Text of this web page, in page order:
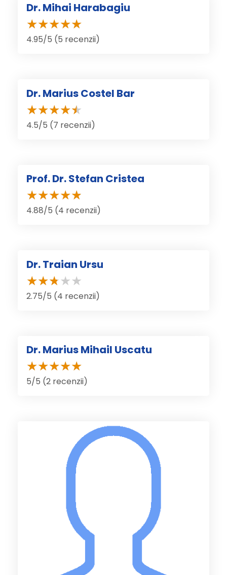
Dr. Mihai Harabagiu
4.95/5 (5 recenzii)
Dr. Marius Costel Bar
4.5/5 (7 recenzii)
Prof. Dr. Stefan Cristea
4.88/5 (4 recenzii)
Dr. Traian Ursu
2.75/5 (4 recenzii)
Dr. Marius Mihail Uscatu
5/5 (2 recenzii)